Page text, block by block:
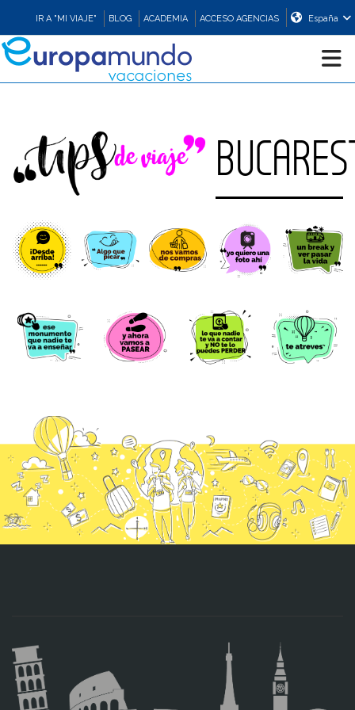
IR A "MI VIAJE" BLOG ACADEMIA ACCESO AGENCIAS España
EUROPA
ORIENTE
COMPRAR
MÁS